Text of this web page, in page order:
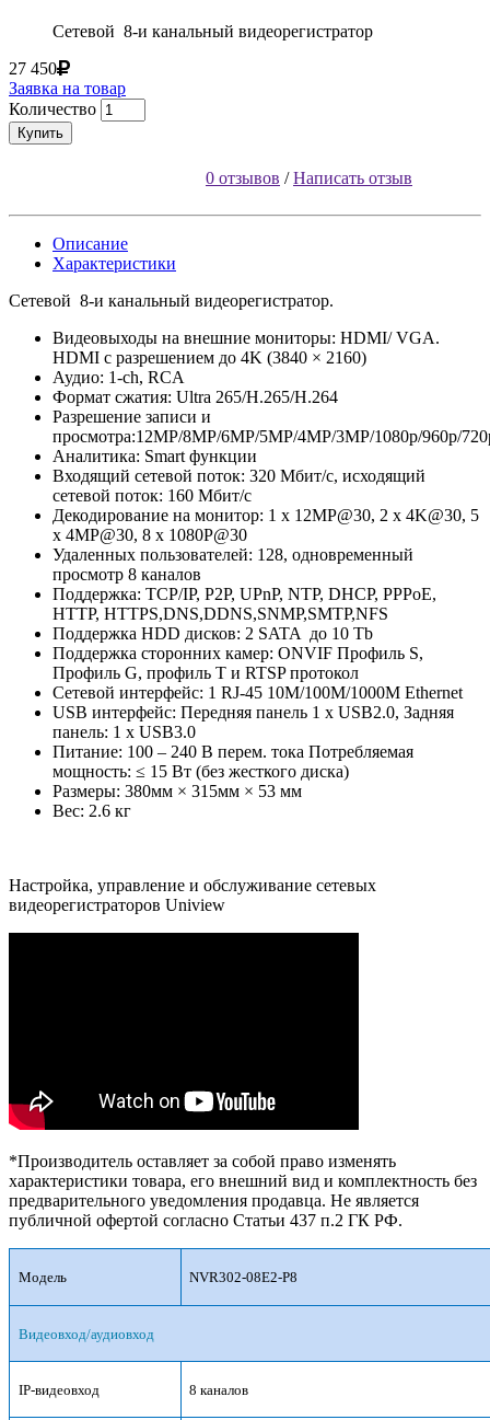
Сетевой 8-и канальный видеорегистратор
27 450
Заявка на товар
Количество
Купить
0 отзывов /Написать отзыв
Описание
Характеристики
Сетевой 8-и канальный видеорегистратор.
Видеовыходы на внешние мониторы: HDMI/ VGA.
HDMI с разрешением до 4K (3840 × 2160)
Аудио: 1-ch, RCA
Формат сжатия: Ultra 265/H.265/H.264
Разрешение записи и
просмотра:12MP/8MP/6MP/5MP/4MP/3MP/1080p/960p/
Аналитика: Smart функции
Входящий сетевой поток: 320 Мбит/с, исходящий
сетевой поток: 160 Мбит/с
Декодирование на монитор: 1 x 12MP@30, 2 x 4K@30, 5
x 4MP@30, 8 x 1080P@30
Удаленных пользователей: 128, одновременный
просмотр 8 каналов
Поддержка: TCP/IP, P2P, UPnP, NTP, DHCP, PPPoE,
HTTP, HTTPS,DNS,DDNS,SNMP,SMTP,NFS
Поддержка HDD дисков: 2 SATA до 10 Tb
Поддержка сторонних камер: ONVIF Профиль S,
Профиль G, профиль T и RTSP протокол
Сетевой интерфейс: 1 RJ-45 10M/100M/1000M Ethernet
USB интерфейс: Передняя панель 1 x USB2.0, Задняя
панель: 1 x USB3.0
Питание: 100 – 240 В перем. тока Потребляемая
мощность: ≤ 15 Вт (без жесткого диска)
Размеры: 380мм × 315мм × 53 мм
Вес: 2.6 кг
Настройка, управление и обслуживание сетевых
видеорегистраторов Uniview
*Производитель оставляет за собой право изменять
характеристики товара, его внешний вид и комплектность без
предварительного уведомления продавца. Не является
публичной офертой согласно Статьи 437 п.2 ГК РФ.
Модель NVR302-08E2-P8
Видеовход/аудиовход
IP-видеовход 8 каналов